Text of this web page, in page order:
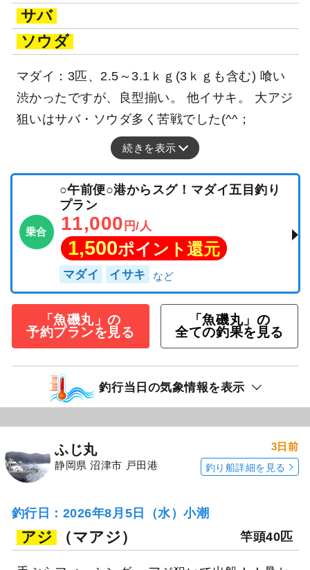
サバ
ソウダ
マダイ：3匹、2.5～3.1ｋｇ(3ｋｇも含む) 喰い
渋かったですが、良型揃い。 他イサキ。 大アジ
狙いはサバ・ソウダ多く苦戦でした(^^；
続きを表示
乗合
○午前便○港からスグ！マダイ五目釣り
プラン
11,000 円/人
1,500ポイント還元
マダイ イサキ
「魚磯丸」の
予約プランを見る
「魚磯丸」の
全ての釣果を見る
釣行当日の気象情報を表示
ふじ丸
静岡県 沼津市 戸田港
3日前
釣り船詳細を見る
釣行日：2026年8月5日（水）小潮
アジ （マアジ） 竿頭40匹